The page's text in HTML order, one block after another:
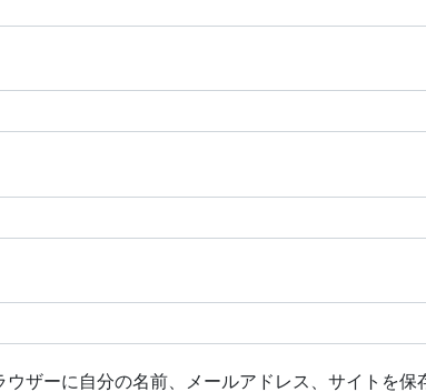
ザーに自分の名前、メールアドレス、サイトを保